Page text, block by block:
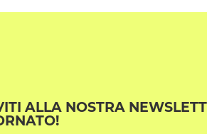
ALLA NOSTRA